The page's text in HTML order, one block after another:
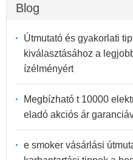
Blog
Útmutató és gyakorlati
kiválasztásához a
ízélményért
Megbízható t 10000
eladó akciós ár
e smoker vásárlási